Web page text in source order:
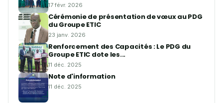
17 févr. 2026
Cérémonie de présentation de vœux au PDG
du Groupe ETIC
23 janv. 2026
Renforcement des Capacités : Le PDG du
Groupe ETIC dote les...
11 déc. 2025
Note d'information
11 déc. 2025